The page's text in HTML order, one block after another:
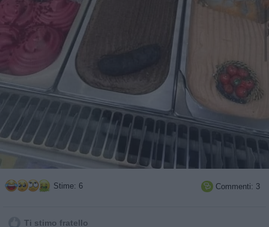
Stime: 6  Commenti: 3
Ti stimo fratello